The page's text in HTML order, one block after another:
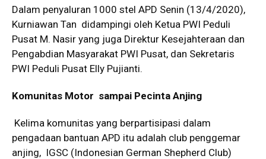
Dalam penyaluran 1000 stel APD Senin (13/4/2020),
Kurniawan Tan didampingi oleh Ketua PWI Peduli
Pusat M. Nasir yang juga Direktur Kesejahteraan dan
Pengabdian Masyarakat PWI Pusat, dan Sekretaris
PWI Peduli Pusat Elly Pujianti.
Komunitas Motor sampai Pecinta Anjing
Kelima komunitas yang berpartisipasi dalam
pengadaan bantuan APD itu adalah club penggemar
anjing, IGSC (Indonesian German Shepherd Club)